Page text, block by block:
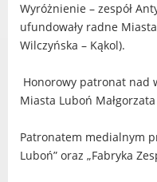
Wyróżnienie – zespół
ufundowały radne
Wilczyńska – Kąkol).
Honorowy patronat nad
Miasta Luboń
Patronatem medialnym
Luboń” oraz „Fabryka